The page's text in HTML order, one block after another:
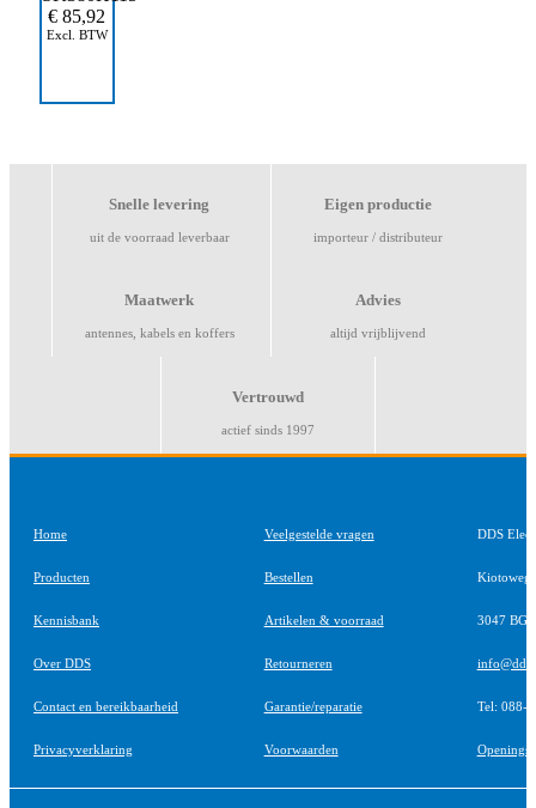
€85,92
Excl. BTW
Snelle levering
uit de voorraad leverbaar
Eigen productie
importeur / distributeur
Maatwerk
antennes, kabels en koffers
Advies
altijd vrijblijvend
Vertrouwd
actief sinds 1997
Home
Producten
Kennisbank
Over DDS
Contact en bereikbaarheid
Privacyverklaring
Veelgestelde vragen
Bestellen
Artikelen & voorraad
Retourneren
Garantie/reparatie
Voorwaarden
DDS
Kiotoweg
3047 BG
Tel: 088-